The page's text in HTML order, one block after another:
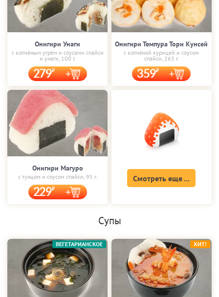
Онигири Унаги
с копчёным угрём и соусами спайси
и унаги, 100 г.
279
Онигири Темпура Тори Кунсей
с копчёной курицей и соусом
спайси, 265 г.
359
Онигири Магуро
с тунцом и соусом спайси, 95 г.
229
Смотреть еще ...
Супы
ВЕГЕТАРИАНСКОЕ ХИТ!